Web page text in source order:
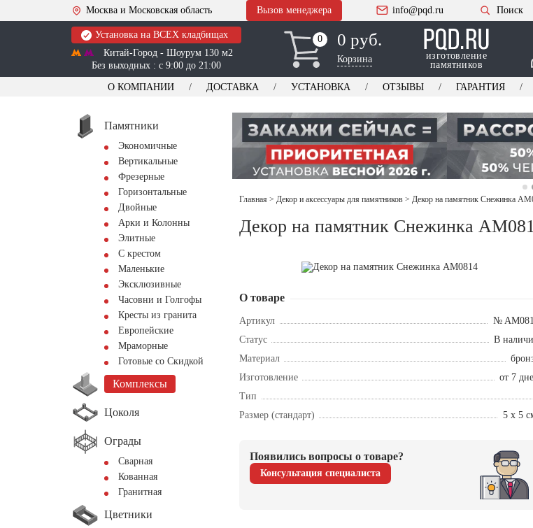
Москва и Московская область Вызов менеджера info@pqd.ru Поиск
Установка на ВСЕХ кладбищах
Китай-Город - Шоурум 130 м2
Без выходных : с 9:00 до 21:00
0
0 0 руб.
Корзина
изготовление
памятников
О КОМПАНИИ ДОСТАВКА УСТАНОВКА ОТЗЫВЫ ГАРАНТИЯ
Памятники
Экономичные
Вертикальные
Фрезерные
Горизонтальные
Двойные
Арки и Колонны
Элитные
С крестом
Маленькие
Эксклюзивные
Часовни и Голгофы
Кресты из гранита
Европейские
Мраморные
Готовые со Скидкой
Комплексы
Цоколя
Ограды
Сварная
Кованная
Гранитная
Цветники
Главная > Декор и аксессуары для памятников > Декор на памятник Снежинка
Декор на памятник Снежинка
О товаре
Артикул
№
Статус
В
Материал
Изготовление
от 7
Тип
Размер (стандарт)
5 х 5
Появились вопросы о товаре?
Консультация специалиста